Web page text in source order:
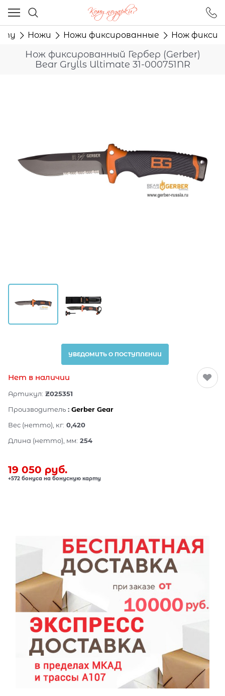
Ножи Ножи фиксированные Нож
Нож фиксированный Гербер (Gerber)
Bear Grylls Ultimate 31-000751NR
УВЕДОМИТЬ О ПОСТУПЛЕНИИ
Нет в наличии
Артикул: Z025351
Производитель : Gerber Gear
Вес (нетто), кг: 0,420
Длина (нетто), мм: 254
19 050 руб.
+572 бонуса на бонусную карту
Ваш город - Москва,
угадали?
ДА НЕТ